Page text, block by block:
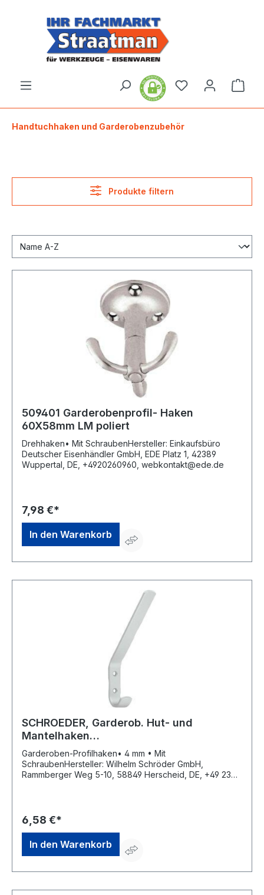
Handtuchhaken und Garderobenzubehör
Produkte filtern
509401 Garderobenprofil- Haken
60X58mm LM poliert
Drehhaken• Mit SchraubenHersteller: Einkaufsbüro
Deutscher Eisenhändler GmbH, EDE Platz 1, 42389
Wuppertal, DE, +4920260960, webkontakt@ede.de
7,98 €*
In den Warenkorb
SCHROEDER, Garderob. Hut- und
Mantelhaken
Einf.haken,5118,Aluminiumsilberfarbig
eloxiert
Garderoben-Profilhaken• 4 mm • Mit
SchraubenHersteller: Wilhelm Schröder GmbH,
Rammberger Weg 5-10, 58849 Herscheid, DE, +49 2357
6,58 €*
In den Warenkorb